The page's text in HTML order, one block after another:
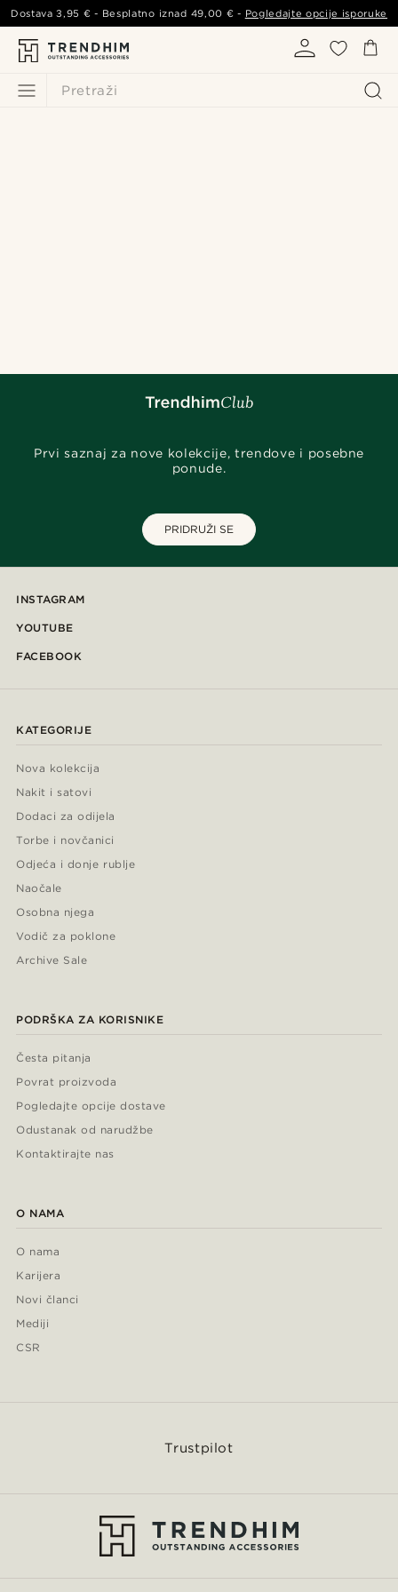
Pretraži
Dostava3,95 € - Besplatno iznad 49,00 € - Pogledajte opcije isporuke
Prvi saznaj za nove kolekcije, trendove i posebne
ponude.
PRIDRUŽI SE
INSTAGRAM
YOUTUBE
FACEBOOK
KATEGORIJE
Nova kolekcija
Nakit i satovi
Dodaci za odijela
Torbe i novčanici
Odjeća i donje rublje
Naočale
Osobna njega
Vodič za poklone
Archive Sale
PODRŠKA ZA KORISNIKE
Česta pitanja
Povrat proizvoda
Pogledajte opcije dostave
Odustanak od narudžbe
Kontaktirajte nas
O NAMA
O nama
Karijera
Novi članci
Mediji
CSR
Trustpilot